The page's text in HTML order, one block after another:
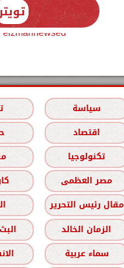
سياسة
اقتصاد
تكنولوجيا
مصر العظمى
مقال رئيس التحرير
الزمان الخالد
سماء عربية